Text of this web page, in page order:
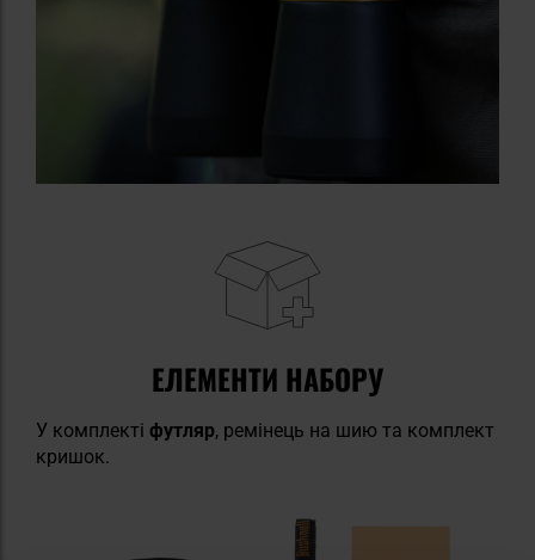
ЕЛЕМЕНТИ НАБОРУ
У комплекті футляр, ремінець на шию та комплект
кришок.